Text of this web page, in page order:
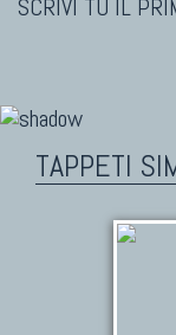
SCRIVI TU IL
TAPPETI